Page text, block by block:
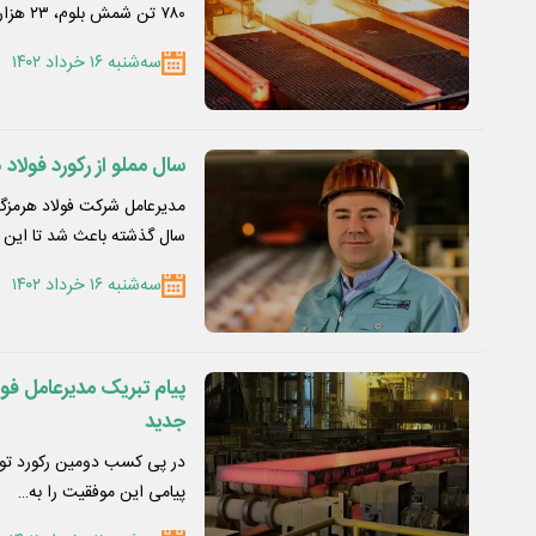
۷۸۰ تن شمش بلوم، ۲۳ هزار…
سه‌شنبه ۱۶ خرداد ۱۴۰۲
سال مملو از رکورد
سال گذشته باعث شد تا
سه‌شنبه ۱۶ خرداد ۱۴۰۲
پیام تبریک مدیرعامل
جدید
در پی کسب دومین رکورد
پیامی این موفقیت را به…